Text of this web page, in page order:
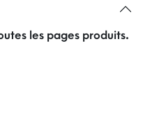
les pages produits.